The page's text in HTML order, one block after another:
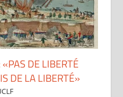
DE LIBERTÉ
DE LA LIBERTÉ»